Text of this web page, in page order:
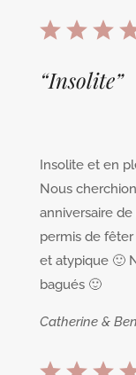
“Insolite”
Insolite et en
Nous
anniversaire
permis de
et atypique 🙂
bagués 🙂
Catherine &